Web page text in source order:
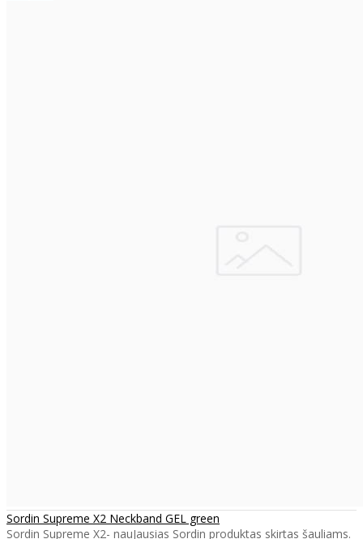
Sordin Supreme X2 Neckband GEL green
Sordin Supreme X2- nauJausias Sordin produktas skirtas šauliams.